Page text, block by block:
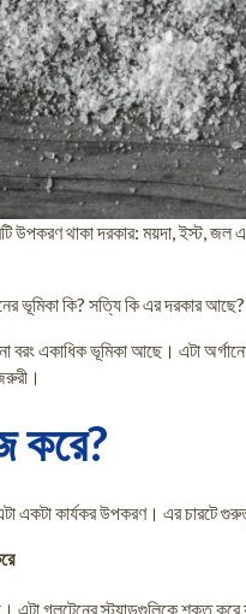
উপকরণ থাকা দরকার: ময়দা, ইস্ট,
ভূমিকা কি? সত্যি কি এর দরকার আছে?
না বরং একাধিক ভূমিকা আছে। এটা
করে?
একটা কার্যকর উপকরণ। এর চারটে
গ্লুটেনের স্ট্র্যান্ডগুলিকে শক্ত